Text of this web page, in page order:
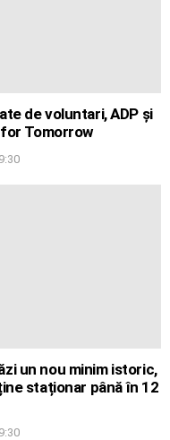
de voluntari, ADP și
Tomorrow
un nou minim istoric,
staționar până în 12